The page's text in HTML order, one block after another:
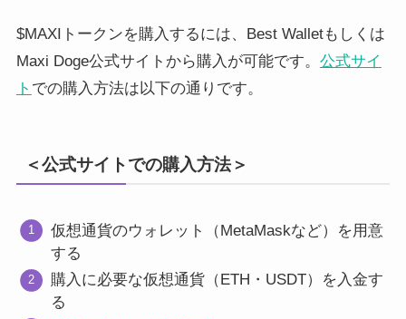
$MAXIトークンを購入するには、Best Walletもしくは
Maxi Doge公式サイトから購入が可能です。 公式サイ
ト での購入方法は以下の通りです。
＜公式サイトでの購入方法＞
仮想通貨のウォレット（MetaMaskなど）を用意
する
購入に必要な仮想通貨（ETH・USDT）を入金す
る